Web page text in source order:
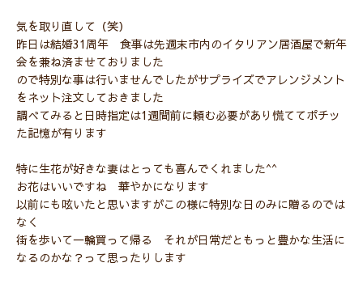
気を取り直して（笑）
昨日は結婚31周年 食事は先週末市内のイタリアン居酒屋で新年
会を兼ね済ませておりました
ので特別な事は行いませんでしたがサプライズでアレンジメント
をネット注文しておきました
調べてみると日時指定は1週間前に頼む必要があり慌ててポチッ
た記憶が有ります
特に生花が好きな妻はとっても喜んでくれました^^
お花はいいですね 華やかになります
以前にも呟いたと思いますがこの様に特別な日のみに贈るのでは
なく
街を歩いて一輪買って帰る それが日常だともっと豊かな生活に
なるのかな？って思ったりします